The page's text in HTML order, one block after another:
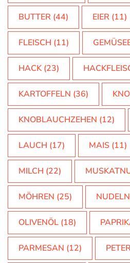
BUTTER (44) EIER (11)
FLEISCH (11)
HACK(23)
KARTOFFELN (36)
KNOBLAUCHZEHEN (12)
LAUCH (17) MAIS (11)
MILCH (22)
MÖHREN (25) NUDELN
OLIVENÖL (18)
PARMESAN (12)